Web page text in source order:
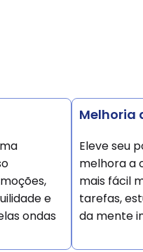
e
ondas
Melhoria
Eleve seu
melhora a
mais fácil
tarefas,
da mente